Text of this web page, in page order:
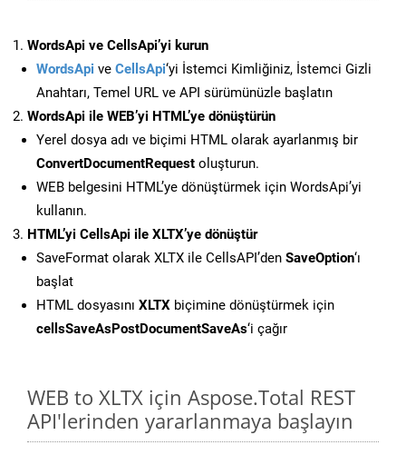
WordsApi ve CellsApi’yi kurun
WordsApi ve CellsApi‘yi İstemci Kimliğiniz, İstemci Gizli
Anahtarı, Temel URL ve API sürümünüzle başlatın
WordsApi ile WEB’yi HTML’ye dönüştürün
Yerel dosya adı ve biçimi HTML olarak ayarlanmış bir
ConvertDocumentRequest oluşturun.
WEB belgesini HTML’ye dönüştürmek için WordsApi’yi
kullanın.
HTML’yi CellsApi ile XLTX’ye dönüştür
SaveFormat olarak XLTX ile CellsAPI’den SaveOption‘ı
başlat
HTML dosyasını XLTX biçimine dönüştürmek için
cellsSaveAsPostDocumentSaveAs‘i çağır
WEB to XLTX için Aspose.Total REST
API'lerinden yararlanmaya başlayın